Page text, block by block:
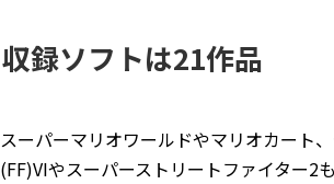
収録ソフトは21作品
スーパーマリオワールドやマリオカート
(FF)VIやスーパーストリートファイター2